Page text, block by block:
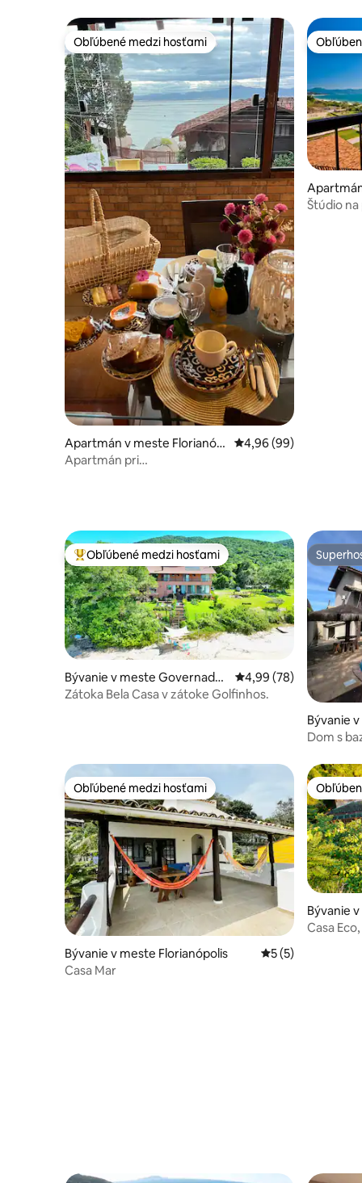
Obľúbené medzi hosťami
Obľúbené medzi hosťami
Apartmán v meste Florianóp
olis
Priemerné
4,96 (99)
Apartmán pri
olis
Štúdio na
Najobľúbenejšie medzi hosťami
Obľúbené medzi hosťami
Bývanie v meste Governador
Celso Ramos
Priemerné
4,99 (78)
Zátoka Bela Casa v zátoke Golfinhos.
Bývanie
Dom s
Obľúbené medzi hosťami
Obľúbené medzi hosťami
Bývanie v meste Florianópolis Priemerné
5 (5)
Casa Mar
Bývanie
s
Casa